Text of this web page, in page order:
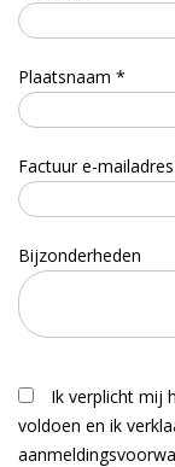
Plaatsnaam *
Factuur e-
Bijzonderheden
Ik verplicht mij
voldoen en ik